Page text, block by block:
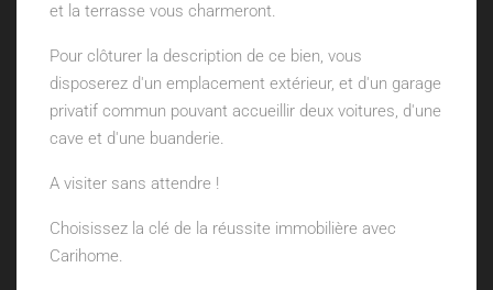
et la terrasse vous charmeront.
Pour clôturer la description de ce bien, vous
disposerez d'un emplacement extérieur, et d'un garage
privatif commun pouvant accueillir deux voitures, d'une
cave et d'une buanderie.
A visiter sans attendre !
Choisissez la clé de la réussite immobilière avec
Carihome.